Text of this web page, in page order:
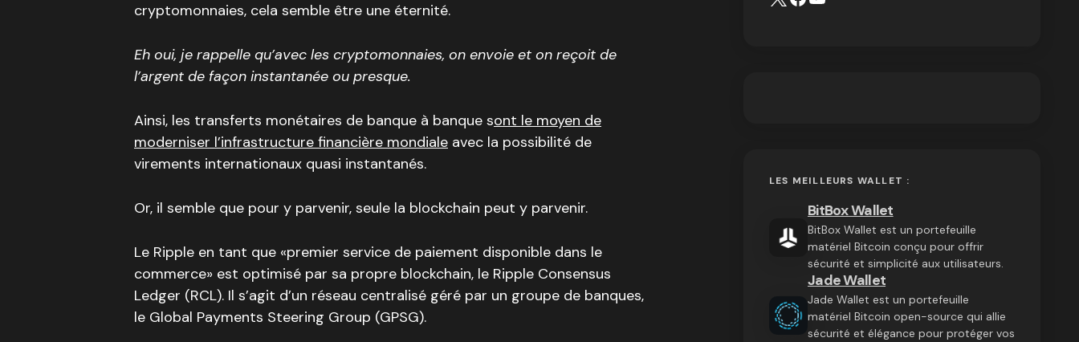
cryptomonnaies, cela semble être une éternité.
Eh oui, je rappelle qu’avec les cryptomonnaies, on envoie et on reçoit de
l’argent de façon instantanée ou presque.
Ainsi, les transferts monétaires de banque à banque sont le moyen de
moderniser l’infrastructure financière mondiale avec la possibilité de
virements internationaux quasi instantanés.
Or, il semble que pour y parvenir, seule la blockchain peut y parvenir.
Le Ripple en tant que «premier service de paiement disponible dans le
commerce» est optimisé par sa propre blockchain, le Ripple Consensus
Ledger (RCL). Il s’agit d’un réseau centralisé géré par un groupe de banques,
le Global Payments Steering Group (GPSG).
LES MEILLEURS WALLET :
BitBox Wallet
BitBox Wallet est un portefeuille
matériel Bitcoin conçu pour offrir
sécurité et simplicité aux utilisateurs.
Jade Wallet
Jade Wallet est un portefeuille
matériel Bitcoin open-source qui allie
sécurité et élégance pour protéger vos